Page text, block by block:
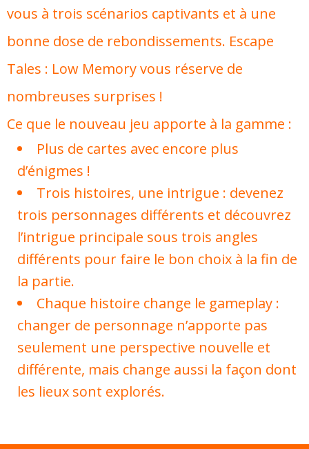
vous à trois scénarios captivants et à une
bonne dose de rebondissements. Escape
Tales : Low Memory vous réserve de
nombreuses surprises !
Ce que le nouveau jeu apporte à la gamme :
Plus de cartes avec encore plus
d’énigmes !
Trois histoires, une intrigue : devenez
trois personnages différents et découvrez
l’intrigue principale sous trois angles
différents pour faire le bon choix à la fin de
la partie.
Chaque histoire change le gameplay :
changer de personnage n’apporte pas
seulement une perspective nouvelle et
différente, mais change aussi la façon dont
les lieux sont explorés.